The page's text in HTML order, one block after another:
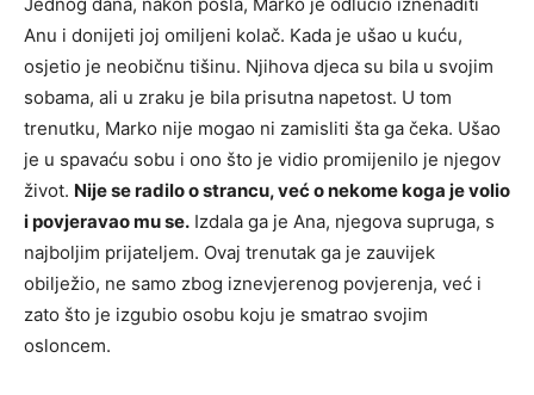
Anu i donijeti joj omiljeni kolač. Kada je ušao u kuću,
osjetio je neobičnu tišinu. Njihova djeca su bila u svojim
sobama, ali u zraku je bila prisutna napetost. U tom
trenutku, Marko nije mogao ni zamisliti šta ga čeka. Ušao
je u spavaću sobu i ono što je vidio promijenilo je njegov
život. Nije se radilo o strancu, već o nekome koga je volio
i povjeravao mu se. Izdala ga je Ana, njegova supruga, s
najboljim prijateljem. Ovaj trenutak ga je zauvijek
obilježio, ne samo zbog iznevjerenog povjerenja, već i
zato što je izgubio osobu koju je smatrao svojim
osloncem.